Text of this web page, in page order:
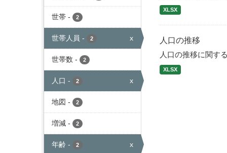
世帯 - 2
世帯人員 - 2 x
世帯数 - 2
人口 - 2 x
地図 - 2
増減 - 2
年齢 - 2 x
XLSX
人口の推移
人口の推移に関す
XLSX